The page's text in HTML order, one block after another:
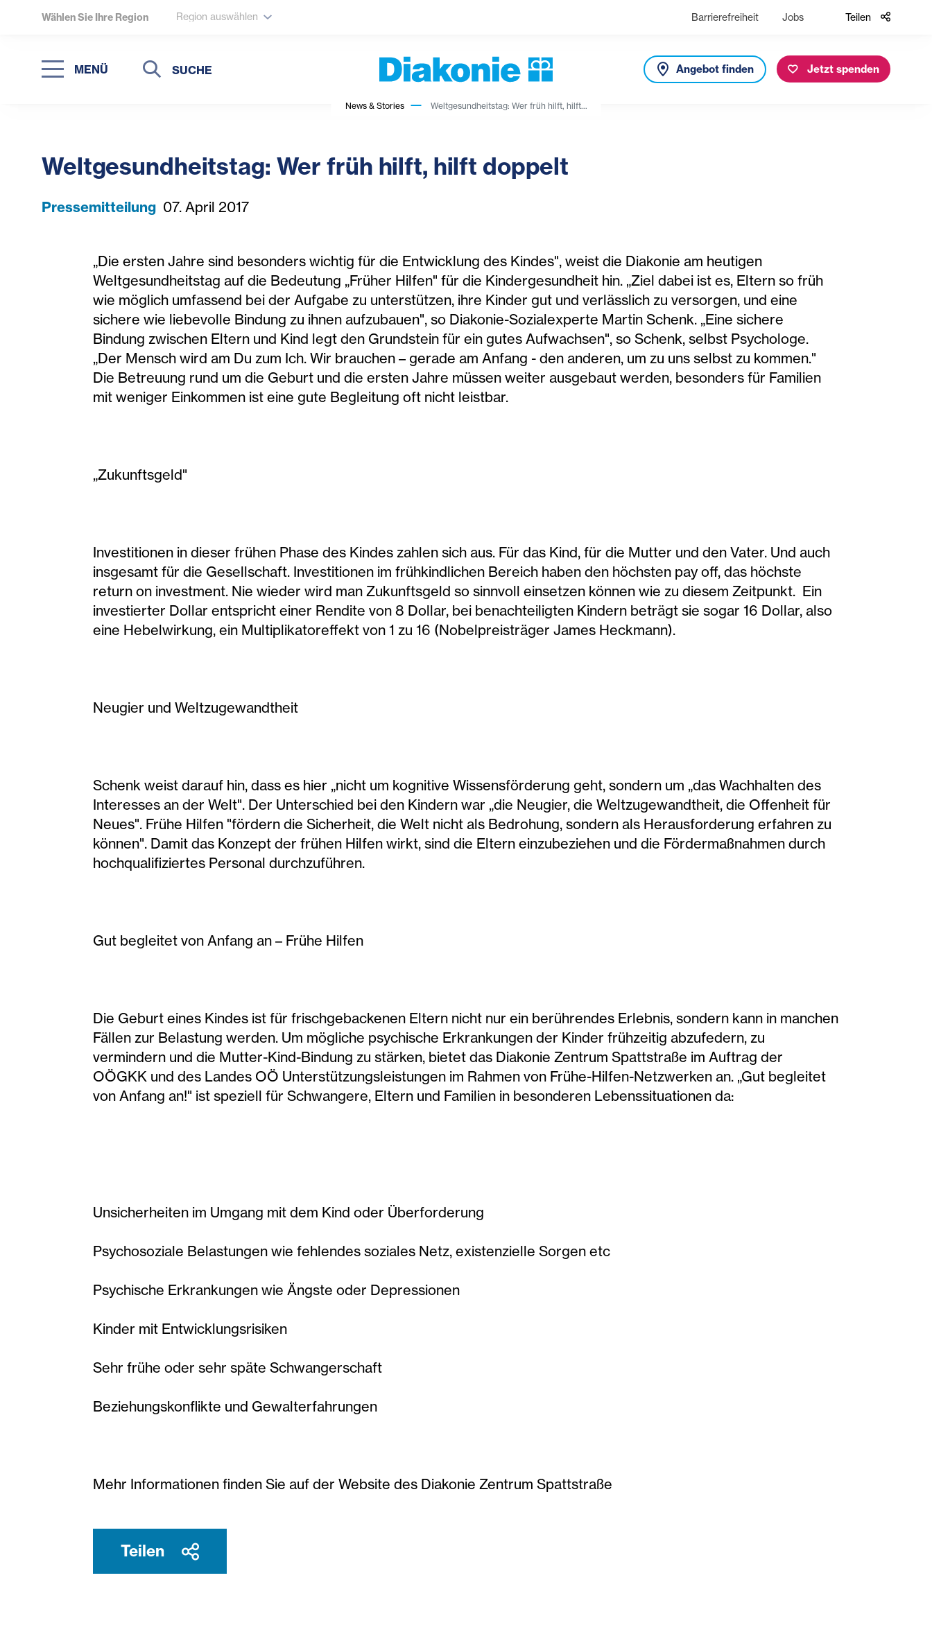
Wählen Sie Ihre Region Region auswählen Barrierefreiheit Jobs Teilen
MENÜ
Suche
Suche
Angebot finden Jetzt spenden
News & Stories Weltgesundheitstag: Wer früh hilft, hilft...
Weltgesundheitstag: Wer früh hilft, hilft doppelt
Pressemitteilung 07. April 2017
„Die ersten Jahre sind besonders wichtig für die Entwicklung des Kindes", weist die Diakonie am heutigen
Weltgesundheitstag auf die Bedeutung „Früher Hilfen" für die Kindergesundheit hin. „Ziel dabei ist es, Eltern so früh
wie möglich umfassend bei der Aufgabe zu unterstützen, ihre Kinder gut und verlässlich zu versorgen, und eine
sichere wie liebevolle Bindung zu ihnen aufzubauen", so Diakonie-Sozialexperte Martin Schenk. „Eine sichere
Bindung zwischen Eltern und Kind legt den Grundstein für ein gutes Aufwachsen", so Schenk, selbst Psychologe.
„Der Mensch wird am Du zum Ich. Wir brauchen – gerade am Anfang - den anderen, um zu uns selbst zu kommen."
Die Betreuung rund um die Geburt und die ersten Jahre müssen weiter ausgebaut werden, besonders für Familien
mit weniger Einkommen ist eine gute Begleitung oft nicht leistbar.
„Zukunftsgeld"
Investitionen in dieser frühen Phase des Kindes zahlen sich aus. Für das Kind, für die Mutter und den Vater. Und auch
insgesamt für die Gesellschaft. Investitionen im frühkindlichen Bereich haben den höchsten pay off, das höchste
return on investment. Nie wieder wird man Zukunftsgeld so sinnvoll einsetzen können wie zu diesem Zeitpunkt. Ein
investierter Dollar entspricht einer Rendite von 8 Dollar, bei benachteiligten Kindern beträgt sie sogar 16 Dollar, also
eine Hebelwirkung, ein Multiplikatoreffekt von 1 zu 16 (Nobelpreisträger James Heckmann).
Neugier und Weltzugewandtheit
Schenk weist darauf hin, dass es hier „nicht um kognitive Wissensförderung geht, sondern um „das Wachhalten des
Interesses an der Welt". Der Unterschied bei den Kindern war „die Neugier, die Weltzugewandtheit, die Offenheit für
Neues". Frühe Hilfen "fördern die Sicherheit, die Welt nicht als Bedrohung, sondern als Herausforderung erfahren zu
können". Damit das Konzept der frühen Hilfen wirkt, sind die Eltern einzubeziehen und die Fördermaßnahmen durch
hochqualifiziertes Personal durchzuführen.
Gut begleitet von Anfang an – Frühe Hilfen
Die Geburt eines Kindes ist für frischgebackenen Eltern nicht nur ein berührendes Erlebnis, sondern kann in manchen
Fällen zur Belastung werden. Um mögliche psychische Erkrankungen der Kinder frühzeitig abzufedern, zu
vermindern und die Mutter-Kind-Bindung zu stärken, bietet das Diakonie Zentrum Spattstraße im Auftrag der
OÖGKK und des Landes OÖ Unterstützungsleistungen im Rahmen von Frühe-Hilfen-Netzwerken an. „Gut begleitet
von Anfang an!" ist speziell für Schwangere, Eltern und Familien in besonderen Lebenssituationen da:
Unsicherheiten im Umgang mit dem Kind oder Überforderung
Psychosoziale Belastungen wie fehlendes soziales Netz, existenzielle Sorgen etc
Psychische Erkrankungen wie Ängste oder Depressionen
Kinder mit Entwicklungsrisiken
Sehr frühe oder sehr späte Schwangerschaft
Beziehungskonflikte und Gewalterfahrungen
Mehr Informationen finden Sie auf der Website des Diakonie Zentrum Spattstraße
Teilen